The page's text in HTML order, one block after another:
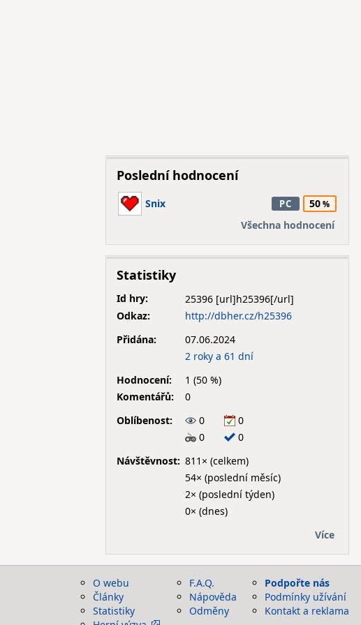
Poslední hodnocení
Snix PC
50
Všechna hodnocení
Statistiky
Id hry:
25396
Odkaz:
http://dbher.cz/h25396
Přidána:
07.06.2024
2 roky a 61 dní
Hodnocení:
1 (50 %)
Komentářů:
0
Oblíbenost:
0
0
0
0
Návštěvnost: 811× (celkem)
54× (poslední měsíc)
2× (poslední týden)
0× (dnes)
Více
O webu
Články
Statistiky
F.A.Q.
Nápověda
Odměny
Podpořte nás
Podmínky užívání
Kontakt a reklama